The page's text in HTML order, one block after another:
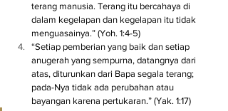
terang manusia. Terang itu bercahaya di
dalam kegelapan dan kegelapan itu tidak
menguasainya.” (Yoh. 1:4-5)
“Setiap pemberian yang baik dan setiap
anugerah yang sempurna, datangnya dari
atas, diturunkan dari Bapa segala terang;
pada-Nya tidak ada perubahan atau
bayangan karena pertukaran.” (Yak. 1:17)